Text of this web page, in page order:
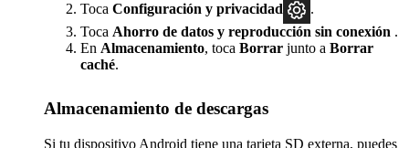
Toca Configuración y privacidad
.
Toca Ahorro de datos y reproducción sin conexión .
En Almacenamiento, toca Borrar junto a Borrar
caché.
Almacenamiento de descargas
Si tu dispositivo Android tiene una tarjeta SD externa, puedes